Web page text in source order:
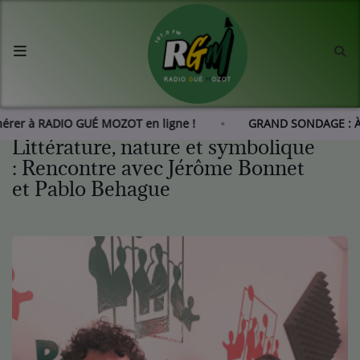
à RADIO GUÉ MOZOT en ligne ! GRAND
Agenda
Les actus de RGM
L'histoire de RGM
Littérature, nature et symbolique
: Rencontre avec Jérôme Bonnet
et Pablo Behague